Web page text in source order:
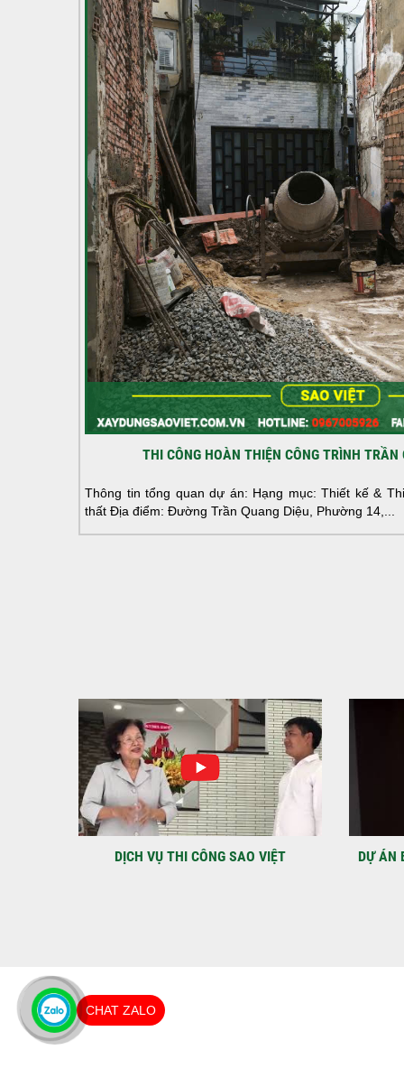
THI CÔNG HOÀN THIỆN CÔNG TRÌNH TRẦN
Thông tin tổng quan dự án: Hạng mục: Thiết kế &
thất Địa điểm: Đường Trần Quang Diệu, Phường 14,...
DỰ ÁN BAO GỒM TRỆT, 3 LẦU VÀ SÂN
CHAT ZALO